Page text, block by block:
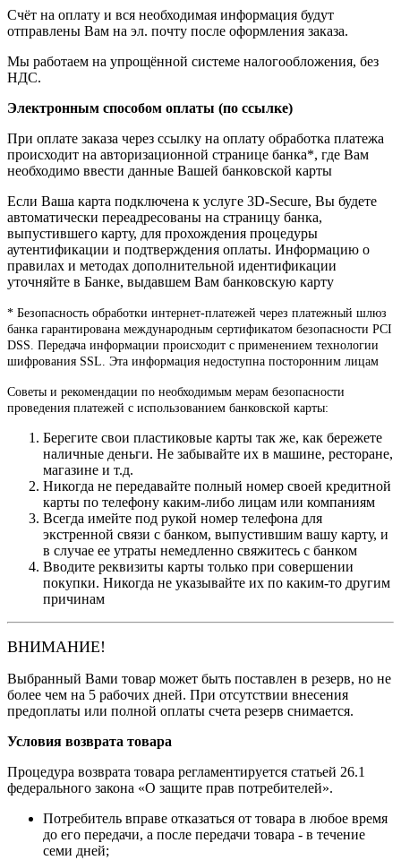
Счёт на оплату и вся необходимая информация будут
отправлены Вам на эл. почту после оформления заказа.
Мы работаем на упрощённой системе налогообложения, без
НДС.
Электронным способом оплаты (по ссылке)
При оплате заказа через ссылку на оплату обработка платежа
происходит на авторизационной странице банка*, где Вам
необходимо ввести данные Вашей банковской карты
Если Ваша карта подключена к услуге 3D-Secure, Вы будете
автоматически переадресованы на страницу банка,
выпустившего карту, для прохождения процедуры
аутентификации и подтверждения оплаты. Информацию о
правилах и методах дополнительной идентификации
уточняйте в Банке, выдавшем Вам банковскую карту
* Безопасность обработки интернет-платежей через платежный шлюз
банка гарантирована международным сертификатом безопасности PCI
DSS. Передача информации происходит с применением технологии
шифрования SSL. Эта информация недоступна посторонним лицам
Советы и рекомендации по необходимым мерам безопасности
проведения платежей с использованием банковской карты:
Берегите свои пластиковые карты так же, как бережете
наличные деньги. Не забывайте их в машине, ресторане,
магазине и т.д.
Никогда не передавайте полный номер своей кредитной
карты по телефону каким-либо лицам или компаниям
Всегда имейте под рукой номер телефона для
экстренной связи с банком, выпустившим вашу карту, и
в случае ее утраты немедленно свяжитесь с банком
Вводите реквизиты карты только при совершении
покупки. Никогда не указывайте их по каким-то другим
причинам
ВНИМАНИЕ!
Выбранный Вами товар может быть поставлен в резерв, но не
более чем на 5 рабочих дней. При отсутствии внесения
предоплаты или полной оплаты счета резерв снимается.
Условия возврата товара
Процедура возврата товара регламентируется статьей 26.1
федерального закона «О защите прав потребителей».
Потребитель вправе отказаться от товара в любое время
до его передачи, а после передачи товара - в течение
семи дней;